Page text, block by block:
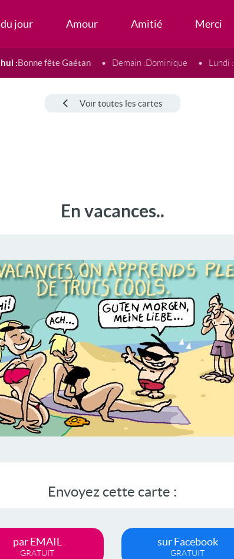
jour Amour Amitié Merci
:Bonne fête Gaétan Demain :Dominique Lundi :
Voir toutes les cartes
En vacances..
Envoyez cette carte :
par EMAIL
GRATUIT
sur Facebook
GRATUIT